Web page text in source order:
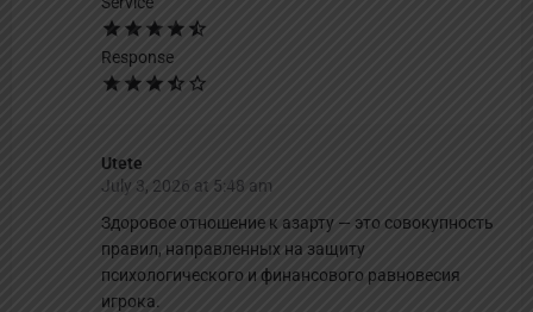
Response
Utete
July 3, 2026 at 5:48 am
Здоровое отношение к азарту — это совокупность
правил, направленных на защиту
психологического и финансового равновесия
игрока.